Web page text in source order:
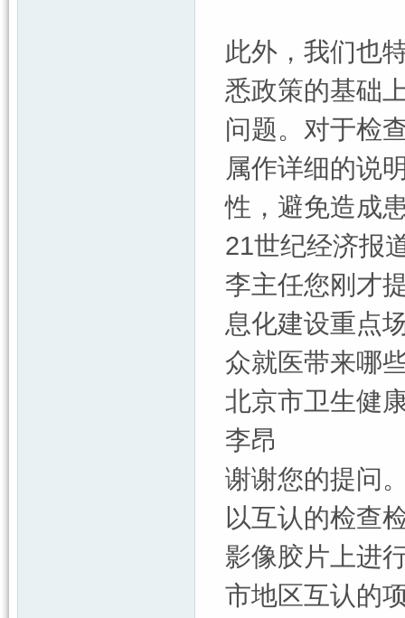
此外，我们也
悉政策的基础
问题。对于检
属作详细的说
性，避免造成
21世纪经济报
李主任您刚才
息化建设重点
众就医带来哪
北京市卫生健
李昂
谢谢您的提问
以互认的检查
影像胶片上进
市地区互认的